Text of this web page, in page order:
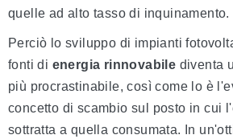
quelle ad alto tasso di inquinamento.
Perciò lo sviluppo di impianti
fonti di energia rinnovabile diventa
più procrastinabile, così come lo è
concetto di scambio sul posto in cui
sottratta a quella consumata. In